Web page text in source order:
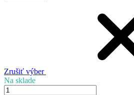
Zrušiť výber
Na sklade